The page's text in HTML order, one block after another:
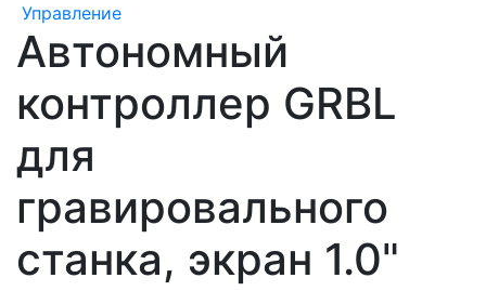
Управление
Автономный
контроллер GRBL
для
гравировального
станка, экран 1.0"